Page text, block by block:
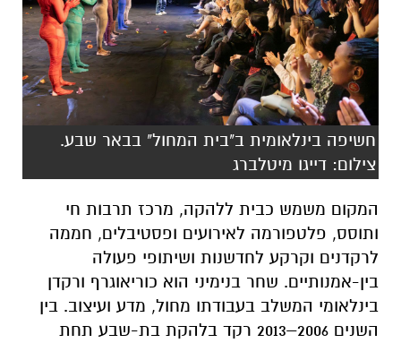
חשיפה בינלאומית ב"בית המחול" בבאר שבע.
צילום: דייגו מיטלברג
המקום משמש כבית ללהקה, מרכז תרבות חי
ותוסס, פלטפורמה לאירועים ופסטיבלים, חממה
לרקדנים וקרקע לחדשנות ושיתופי פעולה
בין-אמנותיים. שחר בנימיני הוא כוריאוגרף ורקדן
בינלאומי המשלב בעבודתו מחול, מדע ועיצוב. בין
השנים 2006–2013 רקד בלהקת בת-שבע תחת